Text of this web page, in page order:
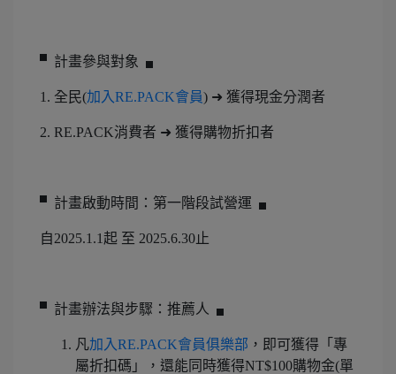
▘計畫參與對象▗
1. 全民(加入RE.PACK會員) ➜ 獲得現金分潤者
2. RE.PACK消費者 ➜ 獲得購物折扣者
▘計畫啟動時間：第一階段試營運▗
自2025.1.1起 至 2025.6.30止
▘計畫辦法與步驟：推薦人▗
凡加入RE.PACK會員俱樂部 ，即可獲得「專
屬折扣碼」，還能同時獲得NT$100購物金(單